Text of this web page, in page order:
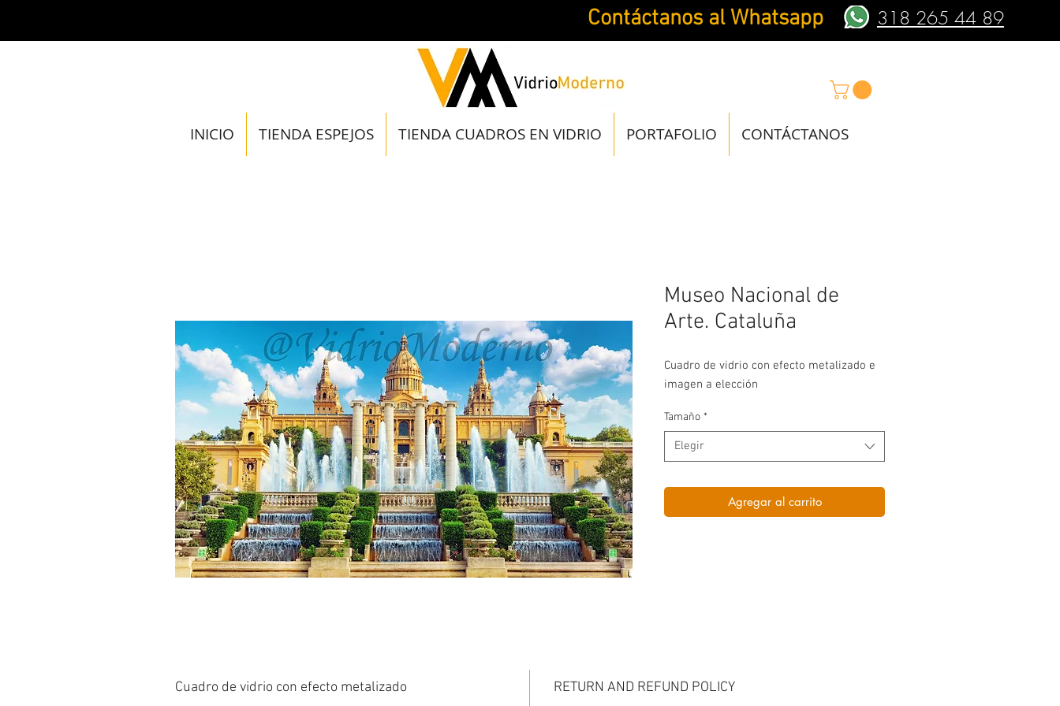
Contáctanos al Whatsapp 318 265 44 89
INICIO TIENDA ESPEJOS TIENDA CUADROS EN VIDRIO PORTAFOLIO CONTÁCTANOS
Museo Nacional de
Arte. Cataluña
Cuadro de vidrio con efecto metalizado e
imagen a elección
Tamaño *
Elegir
Agregar al carrito
Cuadro de vidrio con efecto metalizado RETURN AND REFUND POLICY